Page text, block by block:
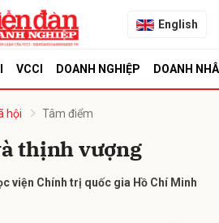
English
VCCI DOANH NGHIỆP DOANH
hội Tâm điểm
thịnh vượng
viện Chính trị quốc gia Hồ Chí Minh